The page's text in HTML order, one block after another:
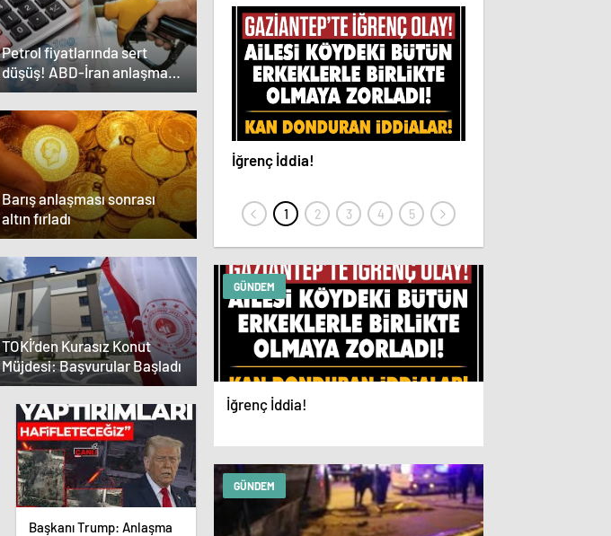
Petrol fiyatlarında sert
düşüş! ABD-İran anlaşması
sonrası gözler Hürmüz
Boğazı’nda
Barış anlaşması sonrası
altın fırladı
TOKİ’den Kurasız Konut
Müjdesi: Başvurular Başladı
Başkanı Trump: Anlaşma
İğrenç İddia!
GÜNDEM
İğrenç İddia!
GÜNDEM